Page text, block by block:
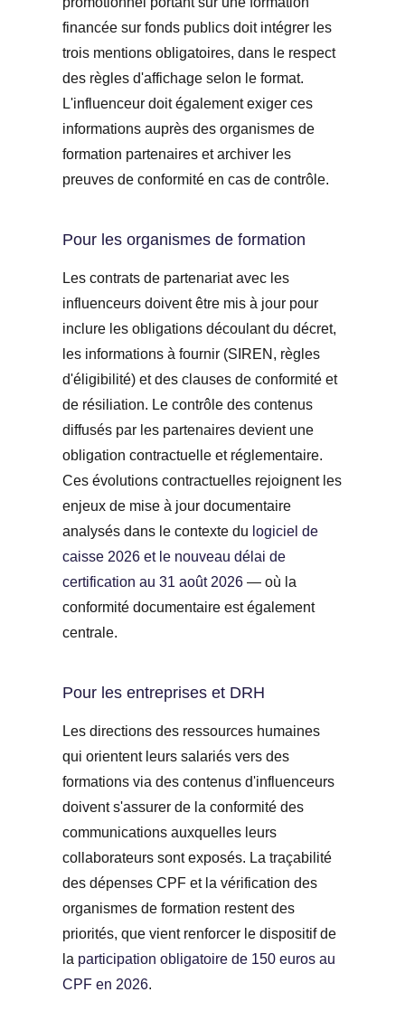
financée sur fonds publics doit intégrer les
trois mentions obligatoires, dans le respect
des règles d'affichage selon le format.
L'influenceur doit également exiger ces
informations auprès des organismes de
formation partenaires et archiver les
preuves de conformité en cas de contrôle.
Pour les organismes de formation
Les contrats de partenariat avec les
influenceurs doivent être mis à jour pour
inclure les obligations découlant du décret,
les informations à fournir (SIREN, règles
d'éligibilité) et des clauses de conformité et
de résiliation. Le contrôle des contenus
diffusés par les partenaires devient une
obligation contractuelle et réglementaire.
Ces évolutions contractuelles rejoignent les
enjeux de mise à jour documentaire
analysés dans le contexte du logiciel de
caisse 2026 et le nouveau délai de
certification au 31 août 2026— où la
conformité documentaire est également
centrale.
Pour les entreprises et DRH
Les directions des ressources humaines
qui orientent leurs salariés vers des
formations via des contenus d'influenceurs
doivent s'assurer de la conformité des
communications auxquelles leurs
collaborateurs sont exposés. La traçabilité
des dépenses CPF et la vérification des
organismes de formation restent des
priorités, que vient renforcer le dispositif de
la participation obligatoire de 150 euros au
CPF en 2026.